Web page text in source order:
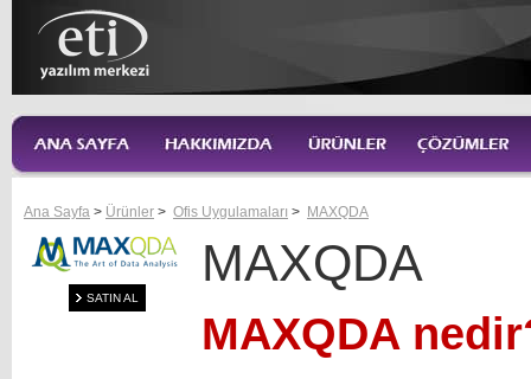
Ana Sayfa > Ürünler > Ofis Uygulamaları > MAXQDA
SATIN AL
MAXQDA
MAXQDA